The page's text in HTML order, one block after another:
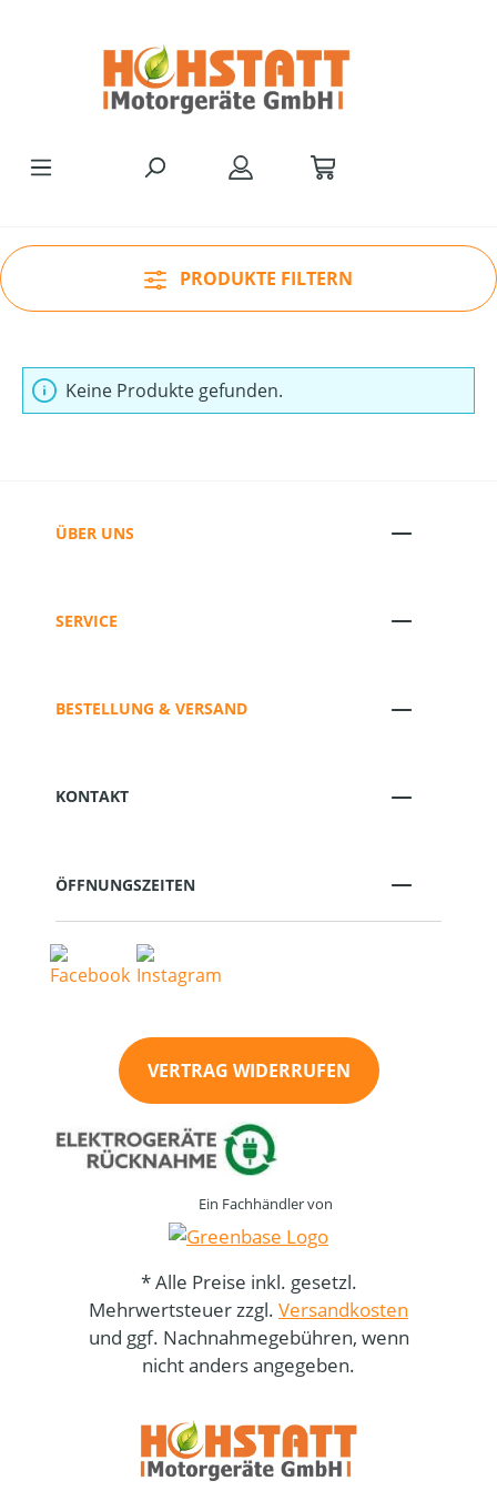
PRODUKTE FILTERN
Keine Produkte gefunden.
ÜBER UNS
SERVICE
BESTELLUNG & VERSAND
KONTAKT
ÖFFNUNGSZEITEN
VERTRAG WIDERRUFEN
Ein Fachhändler von
* Alle Preise inkl. gesetzl.
Mehrwertsteuer zzgl. Versandkosten
und ggf. Nachnahmegebühren, wenn
nicht anders angegeben.